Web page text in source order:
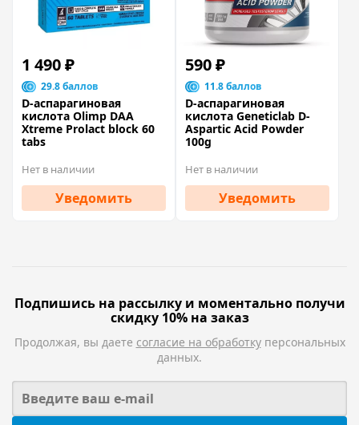
1 490 ₽
29.8 баллов
D-аспарагиновая
кислота Olimp DAA
Xtreme Prolact block 60
tabs
Нет в наличии
Уведомить
590 ₽
11.8 баллов
D-аспарагиновая
кислота Geneticlab D-
Aspartic Acid Powder
100g
Нет в наличии
Уведомить
Подпишись на рассылку и моментально получи
скидку 10% на заказ
Продолжая, вы даете согласие на обработкуперсональных
данных.